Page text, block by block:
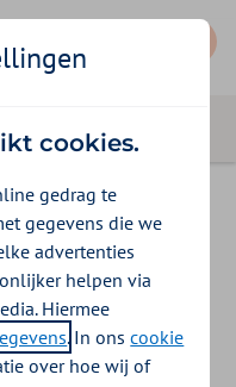
2025
cookies.
gedrag te
gegevens die we
advertenties
helpen via
Hiermee
. In onscookie
over hoe wij of